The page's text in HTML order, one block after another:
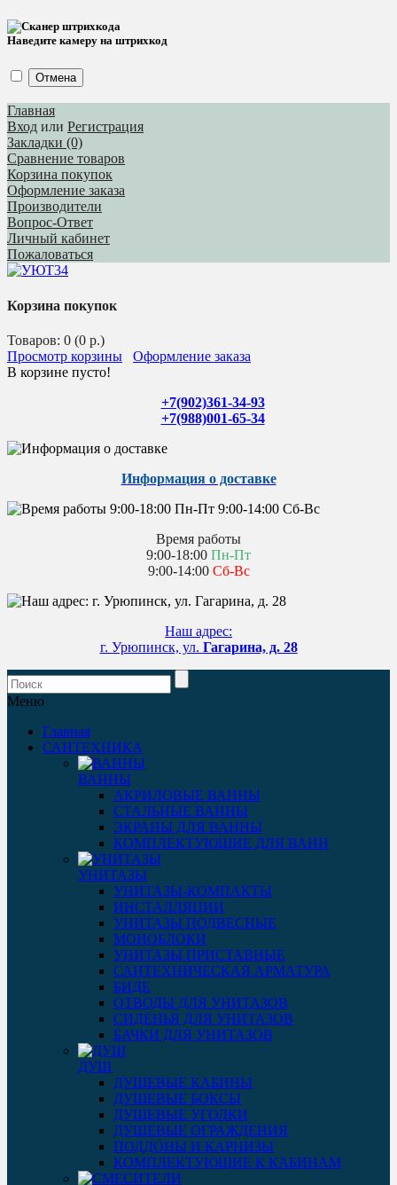
Наведите камеру на штрихкод
Отмена
Главная
Вход или Регистрация
Закладки (0)
Сравнение товаров
Корзина покупок
Оформление заказа
Производители
Вопрос-Ответ
Личный кабинет
Пожаловаться
Корзина покупок
Товаров: 0 (0 р.)
Просмотр корзины
Оформление заказа
В корзине пусто!
+7(902)361-34-93
+7(988)001-65-34
Информация о доставке
Время работы
9:00-18:00 Пн-Пт
9:00-14:00 Сб-Вс
Наш адрес:
г. Урюпинск, ул. Гагарина, д. 28
Меню
Главная
САНТЕХНИКА
ВАННЫ
АКРИЛОВЫЕ ВАННЫ
СТАЛЬНЫЕ ВАННЫ
ЭКРАНЫ ДЛЯ ВАННЫ
КОМПЛЕКТУЮЩИЕ ДЛЯ ВАНН
УНИТАЗЫ
УНИТАЗЫ-КОМПАКТЫ
ИНСТАЛЛЯЦИИ
УНИТАЗЫ ПОДВЕСНЫЕ
МОНОБЛОКИ
УНИТАЗЫ ПРИСТАВНЫЕ
САНТЕХНИЧЕСКАЯ АРМАТУРА
БИДЕ
ОТВОДЫ ДЛЯ УНИТАЗОВ
СИДЕНЬЯ ДЛЯ УНИТАЗОВ
БАЧКИ ДЛЯ УНИТАЗОВ
ДУШ
ДУШЕВЫЕ КАБИНЫ
ДУШЕВЫЕ БОКСЫ
ДУШЕВЫЕ УГОЛКИ
ДУШЕВЫЕ ОГРАЖДЕНИЯ
ПОДДОНЫ И КАРНИЗЫ
КОМПЛЕКТУЮЩИЕ К КАБИНАМ